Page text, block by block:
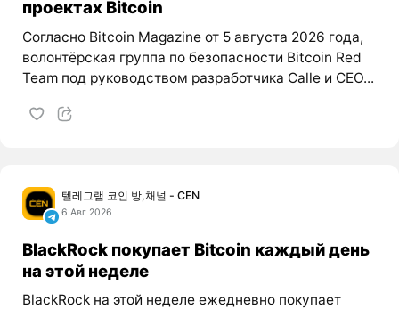
проектах Bitcoin
Согласно Bitcoin Magazine от 5 августа 2026 года,
волонтёрская группа по безопасности Bitcoin Red
Team под руководством разработчика Calle и CEO...
텔레그램 코인 방,채널 - CEN
6 Авг 2026
BlackRock покупает Bitcoin каждый день
на этой неделе
BlackRock на этой неделе ежедневно покупает